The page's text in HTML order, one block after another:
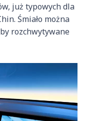
już typowych dla
Śmiało można
rozchwytywane